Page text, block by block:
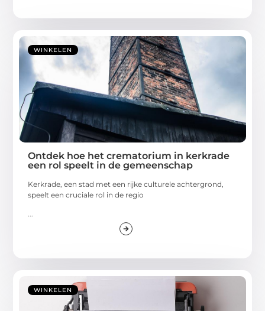
WINKELEN
Ontdek hoe het crematorium in kerkrade
een rol speelt in de gemeenschap
Kerkrade, een stad met een rijke culturele achtergrond,
speelt een cruciale rol in de regio
...
WINKELEN